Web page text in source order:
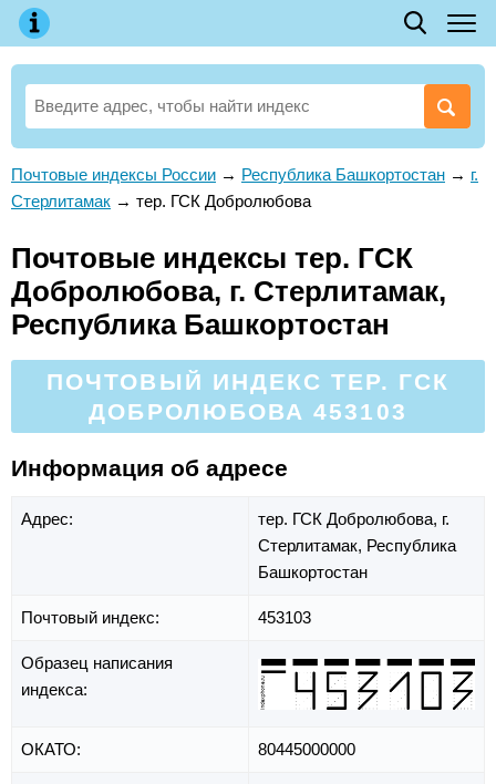
Почтовые индексы России → Республика Башкортостан → г.
Стерлитамак → тер. ГСК Добролюбова
Почтовые индексы тер. ГСК
Добролюбова, г. Стерлитамак,
Республика Башкортостан
ПОЧТОВЫЙ ИНДЕКС ТЕР. ГСК
ДОБРОЛЮБОВА 453103
Информация об адресе
Адрес: тер. ГСК Добролюбова, г.
Стерлитамак, Республика
Башкортостан
Почтовый индекс: 453103
Образец написания
индекса:
ОКАТО: 80445000000